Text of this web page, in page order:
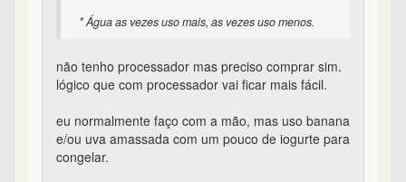
* Água as vezes uso mais, as vezes uso menos.
não tenho processador mas preciso comprar sim.
lógico que com processador vai ficar mais fácil.
eu normalmente faço com a mão, mas uso banana
e/ou uva amassada com um pouco de iogurte para
congelar.